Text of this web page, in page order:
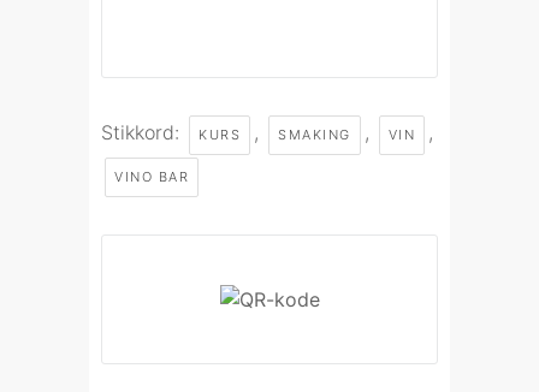
Stikkord: KURS , SMAKING , VIN ,
VINO BAR